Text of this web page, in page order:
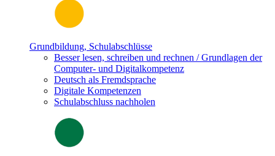
Grundbildung, Schulabschlüsse
Besser lesen, schreiben und rechnen / Grundlagen der
Computer- und Digitalkompetenz
Deutsch als Fremdsprache
Digitale Kompetenzen
Schulabschluss nachholen